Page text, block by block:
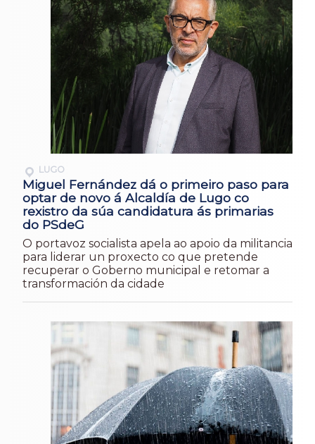
LUGO
Miguel Fernández dá o primeiro paso para
optar de novo á Alcaldía de Lugo co
rexistro da súa candidatura ás primarias
do PSdeG
O portavoz socialista apela ao apoio da militancia
para liderar un proxecto co que pretende
recuperar o Goberno municipal e retomar a
transformación da cidade